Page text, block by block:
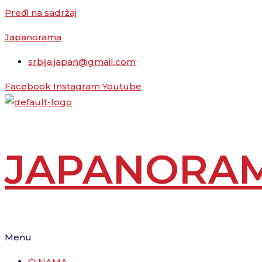
Pređi na sadržaj
Japanorama
srbija.japan@gmail.com
Facebook Instagram Youtube
Menu